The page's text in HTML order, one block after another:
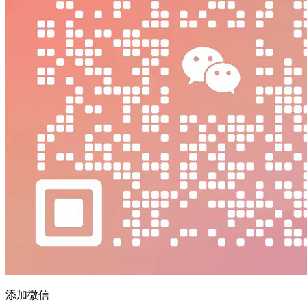
添加微信